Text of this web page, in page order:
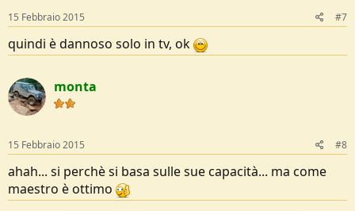
15 Febbraio 2015 #7
quindi è dannoso solo in tv, ok
monta
15 Febbraio 2015 #8
ahah... si perchè si basa sulle sue capacità... ma come
maestro è ottimo